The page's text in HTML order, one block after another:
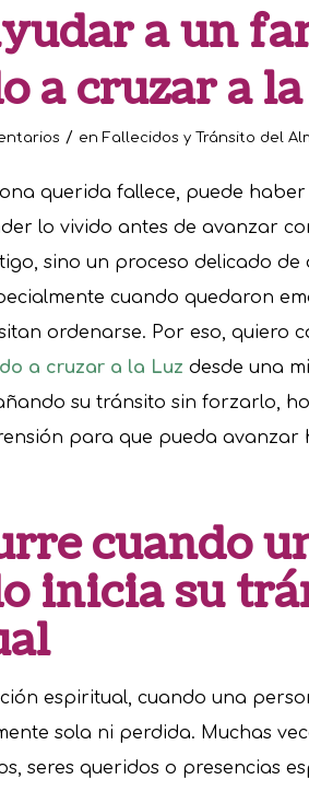
a un
a cruzar a
/ en Fallecidos y Tránsito del
querida fallece, puede
lo vivido antes de avanzar
sino un proceso delicado
cuando quedaron
ordenarse. Por eso, quiero
a cruzar a la Luz desde una
su tránsito sin forzarlo,
para que pueda avanzar
cuando
inicia su
espiritual, cuando una
sola ni perdida. Muchas
seres queridos o presencias